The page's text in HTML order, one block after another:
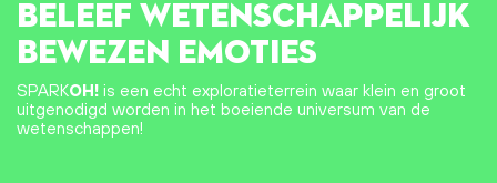
BELEEF WETENSCHAPPELIJK
BEWEZEN EMOTIES
SPARKOH! is een echt exploratieterrein waar klein en groot
uitgenodigd worden in het boeiende universum van de
wetenschappen!